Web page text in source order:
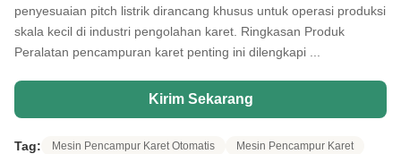
penyesuaian pitch listrik dirancang khusus untuk operasi produksi
skala kecil di industri pengolahan karet. Ringkasan Produk
Peralatan pencampuran karet penting ini dilengkapi ...
Kirim Sekarang
Tag: Mesin Pencampur Karet Otomatis
Mesin Pencampur Karet